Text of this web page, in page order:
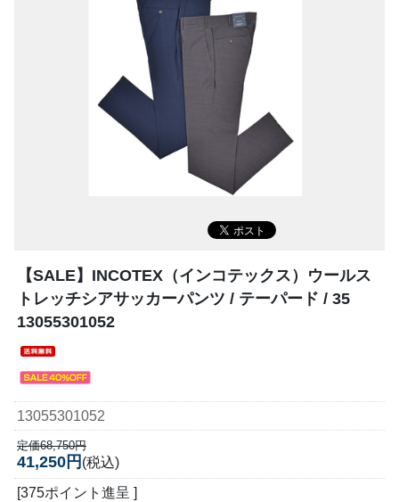
【SALE】 INCOTEX（インコテックス）ウールス
トレッチシアサッカーパンツ / テーパード / 35
13055301052
13055301052
定価68,750円
41,250円 (税込)
[375ポイント進呈 ]